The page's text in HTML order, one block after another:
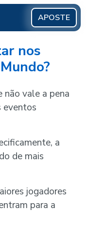
APOSTE
nos
não vale a pena
eventos
a
de mais
jogadores
para a